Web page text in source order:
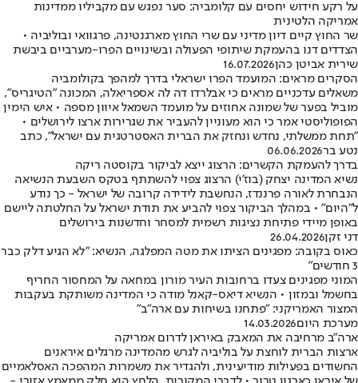
על רקע חידוש יחסים עם קלומביה: סער נפגש עם מקביליו ממדינות
אמריקה הלטינית
שר החוץ קיים דיון מדיני עם שרי החוץ מארגנטינה, פרגוואי ובוליביה •
הצדדים דנו בהעמקת שיתופי הפעולה ובשינויים הפרו-מערביים ביבשת
שירית אביטן כהן16.07.2026
הסקרים מראים: המועמד הפרו ישראלי בדרך למהפך בקולומביה
משאלים עדכניים מראים כי אבלרדו דה לה אספריאלה, המכונה "הטיגריס",
מוביל בפער של שמונה אחוזים על מועמד השמאל איוון מספה • איש הימין
הפופוליסטי אמר כי הוא מעוניין להעביר את שגרירות ארצו לירושלים •
"תחת ממשלתי, נחדש ונחזק את הברית האסטרטגית עם ישראל", כתב
נטע בר06.06.2026
בדרך להעמקת הקשרים: הרצוג ייצא לביקור בקוסטה ריקה
נשיא המדינה יצחק (בוז'י) הרצוג צפוי להשתתף בטקס השבעת הנשיאה
הנבחרת לאורה פרננדז, הנחשבת לידידה קרובה של ישראל - כך נודע
ל"היום" • במהלך הביקור צפוי להביע את תודת ישראל על החלטתה ליישם
באופן מיידי פתיחת נציגות רשמית למסחר וחדשנות בירושלים
דני זקן26.04.2026
כאוס בקובה: מפגינים הציתו את מטה המפלגה, הנשיא: "לא הגיע דלק כבר
3 חודשים"
המוני מפגינים צעדו ברחובות העיר מורון במחאה על המחסור החריף
בחשמל ובמזון • הנשיא דיאס-קאנל מודה כי המדינה משותקת בעקבות
המצור האמריקני: "פתחנו בשיחות עם ארה"ב"
מערכת היום14.03.2026
ארה"ב מרחיבה את המאבק באיראן לדרום אמריקה
ארצות הברית לוחצת על בוליביה לגרש מהמדינה מרגלים איראנים
החשודים בפעילות מודיעינית, ולהגדיר את משמרות המהפכה האסלאמיים